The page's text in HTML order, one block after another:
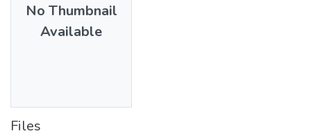
No Thumbnail
Available
Files